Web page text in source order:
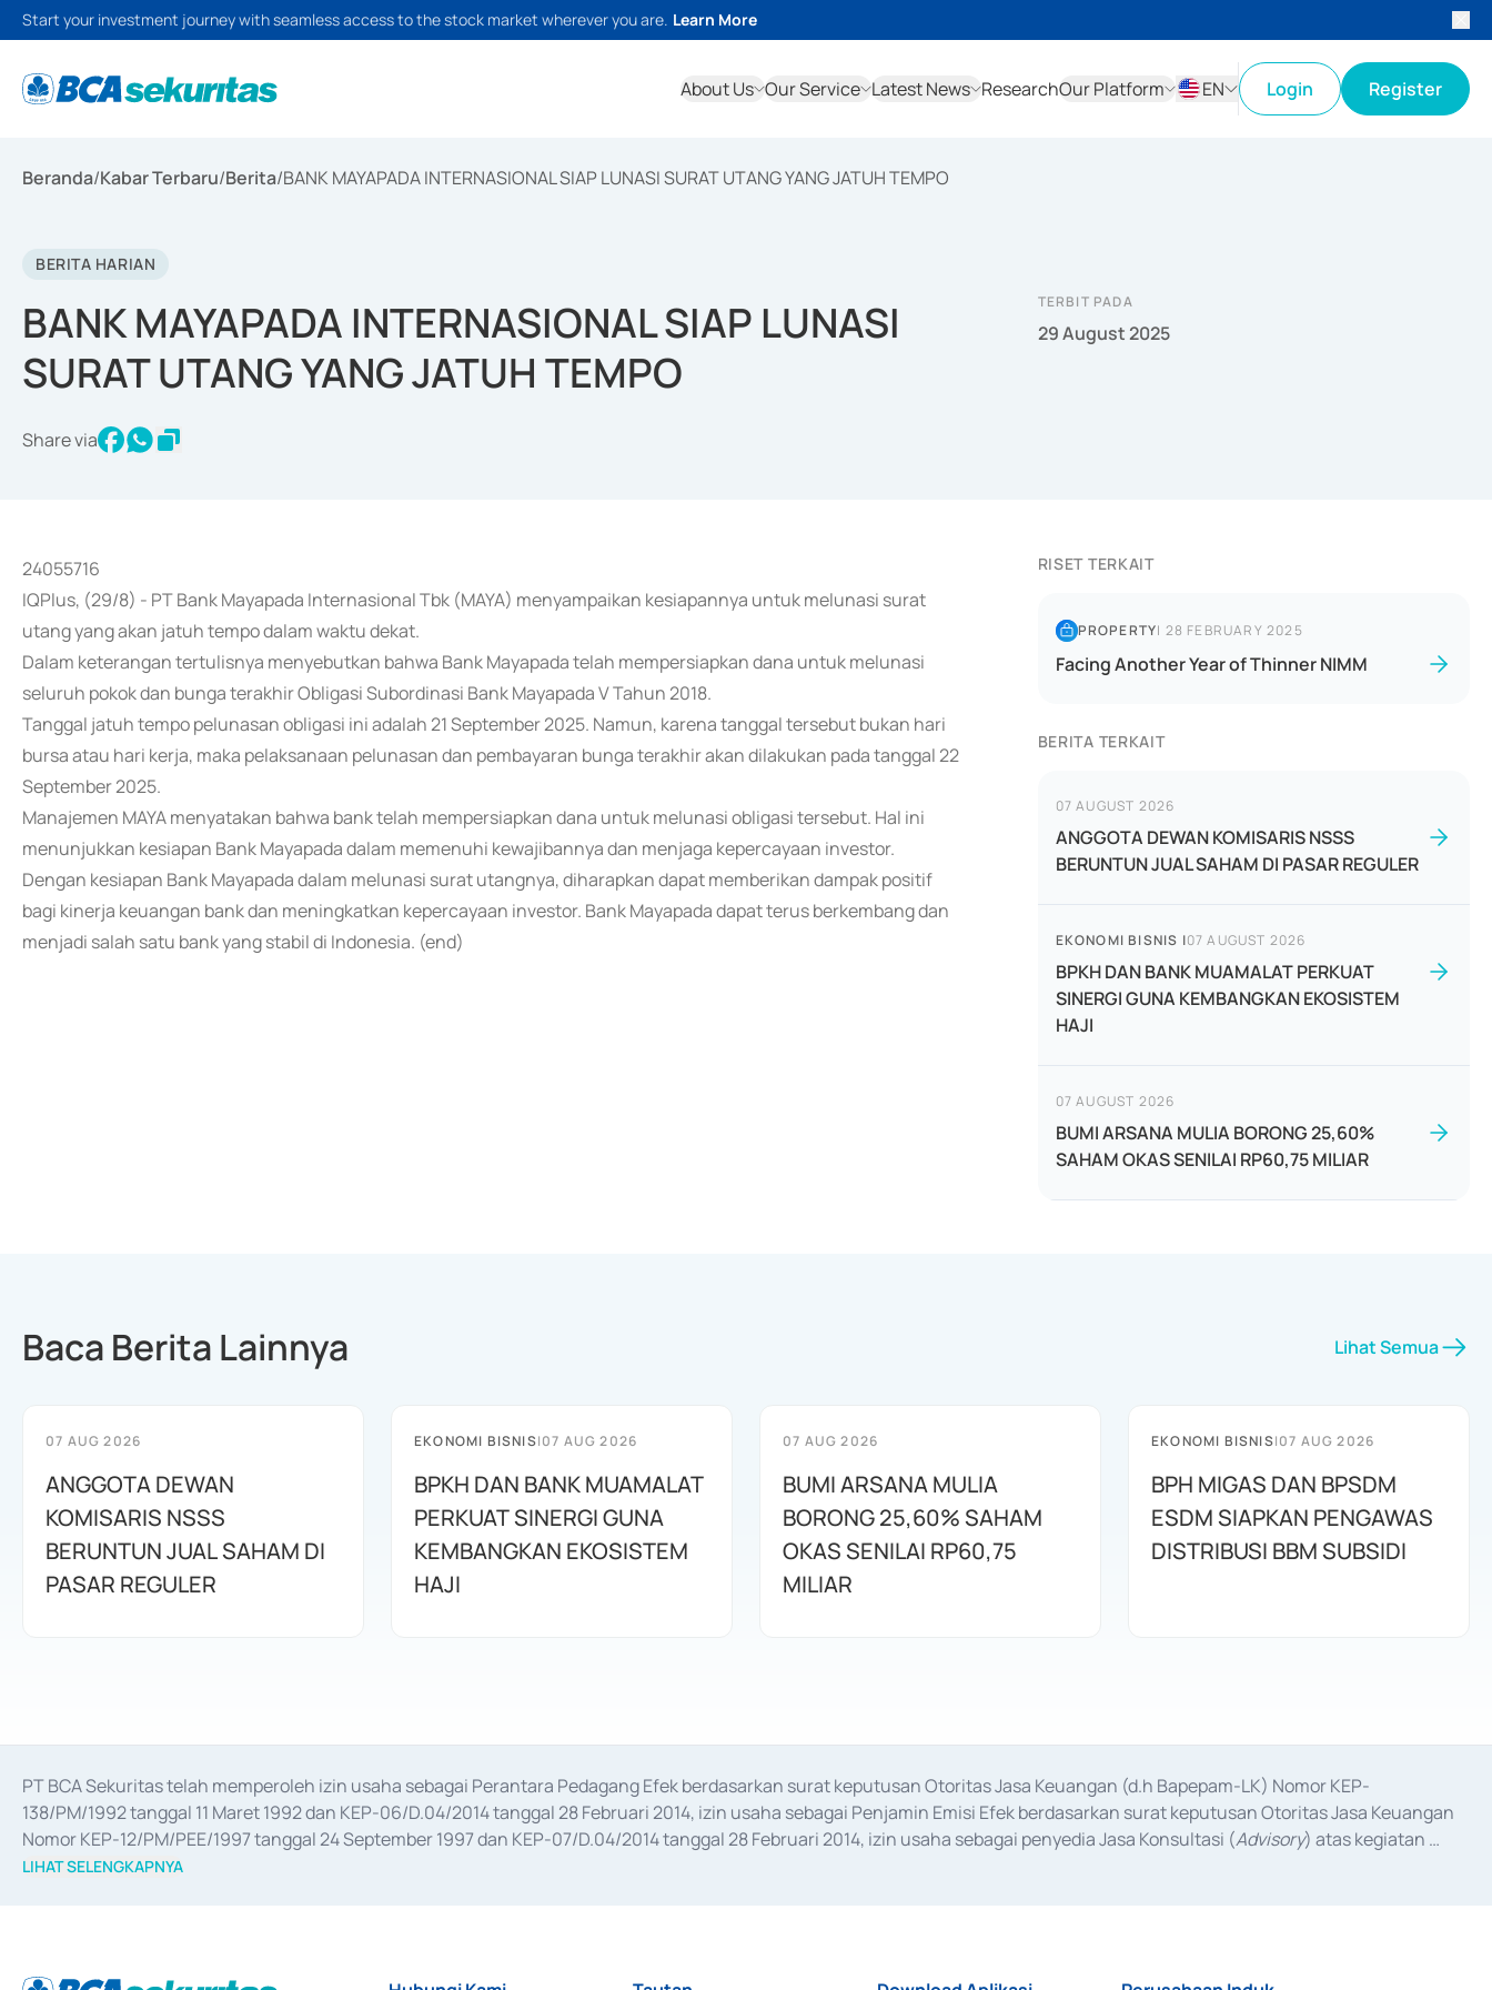
Start your investment journey with seamless access to the stock market wherever you are. Learn More
About Us Our Service Latest News ResearchOur Platform
EN
Login Register
Beranda/Kabar Terbaru/Berita/BANK MAYAPADA INTERNASIONAL SIAP LUNASI SURAT UTANG YANG JATUH TEMPO
BERITA HARIAN
BANK MAYAPADA INTERNASIONAL SIAP LUNASI
SURAT UTANG YANG JATUH TEMPO
Share via
TERBIT PADA
29 August 2025
24055716
IQPlus, (29/8) - PT Bank Mayapada Internasional Tbk (MAYA) menyampaikan kesiapannya untuk melunasi surat
utang yang akan jatuh tempo dalam waktu dekat.
Dalam keterangan tertulisnya menyebutkan bahwa Bank Mayapada telah mempersiapkan dana untuk melunasi
seluruh pokok dan bunga terakhir Obligasi Subordinasi Bank Mayapada V Tahun 2018.
Tanggal jatuh tempo pelunasan obligasi ini adalah 21 September 2025. Namun, karena tanggal tersebut bukan hari
bursa atau hari kerja, maka pelaksanaan pelunasan dan pembayaran bunga terakhir akan dilakukan pada tanggal 22
September 2025.
Manajemen MAYA menyatakan bahwa bank telah mempersiapkan dana untuk melunasi obligasi tersebut. Hal ini
menunjukkan kesiapan Bank Mayapada dalam memenuhi kewajibannya dan menjaga kepercayaan investor.
Dengan kesiapan Bank Mayapada dalam melunasi surat utangnya, diharapkan dapat memberikan dampak positif
bagi kinerja keuangan bank dan meningkatkan kepercayaan investor. Bank Mayapada dapat terus berkembang dan
menjadi salah satu bank yang stabil di Indonesia. (end)
RISET TERKAIT
PROPERTY| 28 FEBRUARY 2025
Facing Another Year of Thinner NIMM
BERITA TERKAIT
07 AUGUST 2026
ANGGOTA DEWAN KOMISARIS NSSS
BERUNTUN JUAL SAHAM DI PASAR REGULER
EKONOMI BISNIS |07 AUGUST 2026
BPKH DAN BANK MUAMALAT PERKUAT
SINERGI GUNA KEMBANGKAN EKOSISTEM
HAJI
07 AUGUST 2026
BUMI ARSANA MULIA BORONG 25,60%
SAHAM OKAS SENILAI RP60,75 MILIAR
Baca Berita Lainnya Lihat Semua
07 AUG 2026
ANGGOTA DEWAN
KOMISARIS NSSS
BERUNTUN JUAL SAHAM DI
PASAR REGULER
EKONOMI BISNIS|07 AUG 2026
BPKH DAN BANK MUAMALAT
PERKUAT SINERGI GUNA
KEMBANGKAN EKOSISTEM
HAJI
07 AUG 2026
BUMI ARSANA MULIA
BORONG 25,60% SAHAM
OKAS SENILAI RP60,75
MILIAR
EKONOMI BISNIS|07 AUG 2026
BPH MIGAS DAN BPSDM
ESDM SIAPKAN PENGAWAS
DISTRIBUSI BBM SUBSIDI
PT BCA Sekuritas telah memperoleh izin usaha sebagai Perantara Pedagang Efek berdasarkan surat keputusan Otoritas Jasa Keuangan (d.h Bapepam-LK) Nomor KEP-
138/PM/1992 tanggal 11 Maret 1992 dan KEP-06/D.04/2014 tanggal 28 Februari 2014, izin usaha sebagai Penjamin Emisi Efek berdasarkan surat keputusan Otoritas Jasa Keuangan
Nomor KEP-12/PM/PEE/1997 tanggal 24 September 1997 dan KEP-07/D.04/2014 tanggal 28 Februari 2014, izin usaha sebagai penyedia Jasa Konsultasi (Advisory) atas kegiatan
merger, akuisisi, divestasi, dan
LIHAT SELENGKAPNYA